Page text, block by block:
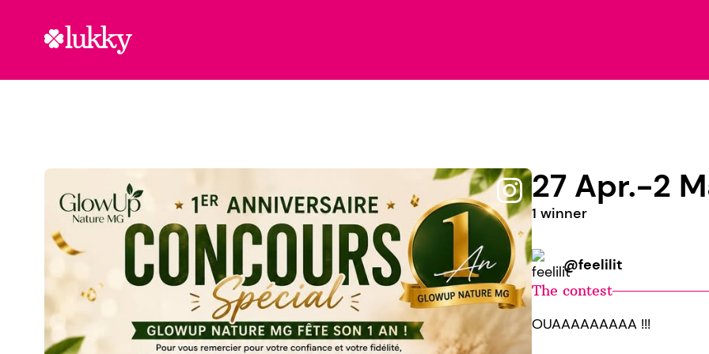
27 Apr.-2
1 winner
@feelilit
The contest
OUAAAAAAAAA !!!